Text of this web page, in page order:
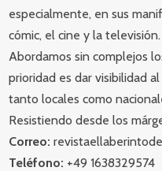
especialmente, en sus
cómic, el cine y la televisión.
Abordamos sin complejos
prioridad es dar visibilidad
tanto locales como
Resistiendo desde los
Correo:
Teléfono: +49 1638329574